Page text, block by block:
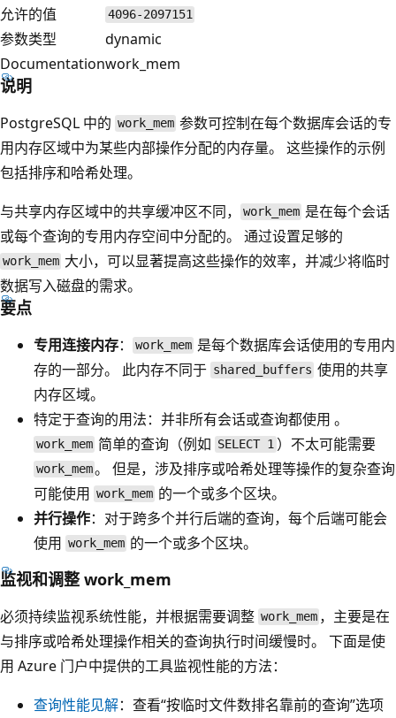
允许的值 4096-2097151
参数类型
dynamic
Documentationwork_mem
说明
PostgreSQL 中的 work_mem 参数可控制在每个数据库会话的专
用内存区域中为某些内部操作分配的内存量。 这些操作的示例
包括排序和哈希处理。
与共享内存区域中的共享缓冲区不同，
work_mem 是在每个会话
或每个查询的专用内存空间中分配的。 通过设置足够的
work_mem 大小，可以显著提高这些操作的效率，并减少将临时
数据写入磁盘的需求。
要点
专用连接内存： work_mem 是每个数据库会话使用的专用内
存的一部分。 此内存不同于 shared_buffers 使用的共享
内存区域。
特定于查询的用法：并非所有会话或查询都使用 。
work_mem 简单的查询（例如 SELECT 1 ）不太可能需要
work_mem。 但是，涉及排序或哈希处理等操作的复杂查询
可能使用 work_mem 的一个或多个区块。
并行操作：对于跨多个并行后端的查询，每个后端可能会
使用 work_mem 的一个或多个区块。
监视和调整 work_mem
必须持续监视系统性能，并根据需要调整 work_mem ，主要是在
与排序或哈希处理操作相关的查询执行时间缓慢时。 下面是使
用 Azure 门户中提供的工具监视性能的方法：
查询性能见解：查看“按临时文件数排名靠前的查询”选项